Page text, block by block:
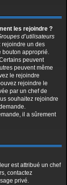
les rejoindre ?
d’utilisateurs
rejoindre un des
bouton approprié.
peuvent
peuvent même
le rejoindre
rejoindre le
par un chef de
souhaitez rejoindre
il a sûrement
est attribué un chef
contactez
privé.